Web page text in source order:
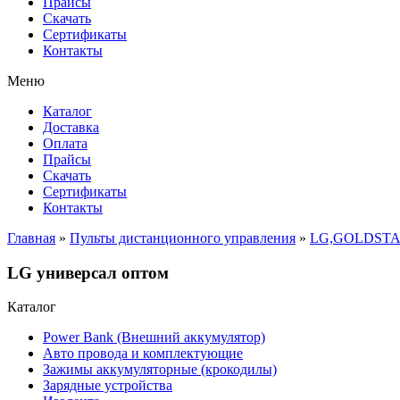
Cкачать
Сертификаты
Контакты
Меню
Каталог
Доставка
Оплата
Прайсы
Cкачать
Сертификаты
Контакты
Главная » Пульты дистанционного управления »
LG универсал оптом
Каталог
Power Bank (Внешний аккумулятор)
Авто провода и комплектующие
Зажимы аккумуляторные (крокодилы)
Зарядные устройства